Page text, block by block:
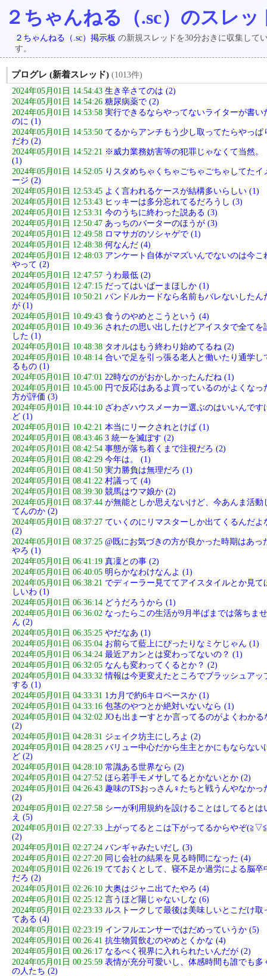
２ちゃんねる（.sc）のスレッ
２ちゃんねる（.sc）掲示板 の新規スレッドを30分おきに収集して
す。
プログレ (新着スレッド) (1013件)
2024年05月01日 14:54:43 生き辛さてのは (2)
2024年05月01日 14:54:26 糖尿病薬で (2)
2024年05月01日 14:53:58 実行できるならやってないライターが書い
のに (1)
2024年05月01日 14:53:50 てるからアンチもう少し取ってたらやっぱ
だわ (2)
2024年05月01日 14:52:21 ※威力業務妨害等の犯罪じゃなくて当然。
(1)
2024年05月01日 14:52:05 りスタめちゃくちゃごちゃごちゃしてたイ
ージ (2)
2024年05月01日 12:53:45 よく言われるケースが結構多いらしい (1)
2024年05月01日 12:53:43 ヒッキーは多分忘れてるだろうし (3)
2024年05月01日 12:53:31 今のうちに終わった説ある (3)
2024年05月01日 12:50:47 あっちのバーターのほうが (3)
2024年05月01日 12:49:58 ロマサガのソシャゲで (1)
2024年05月01日 12:48:38 何なんだ (4)
2024年05月01日 12:48:03 アンケート自体がマズいんでないのは今こ
やって (2)
2024年05月01日 12:47:57 うわ最低 (2)
2024年05月01日 12:47:15 だってはいぱーまほしか (1)
2024年05月01日 10:50:21 バンドルカードなら名前もバレないしたん
が (1)
2024年05月01日 10:49:43 食うのやめとこうという (4)
2024年05月01日 10:49:36 されたの思い出したけどアイスタで全てを
した (1)
2024年05月01日 10:48:38 タオルはもう終わり始めてるね (2)
2024年05月01日 10:48:14 合いで足を引っ張る老人と働いたり通学し
るもの (1)
2024年05月01日 10:47:01 22時なのがおかしかったんだね (1)
2024年05月01日 10:45:00 円で反応はあるよ買っているのがよくなっ
方が評価 (3)
2024年05月01日 10:44:10 ざわざハウスメーカー選ぶのはいいんです
ど (1)
2024年05月01日 10:42:21 本当にリークされとけば (1)
2024年05月01日 08:43:46 3 統一を滅ぼす (2)
2024年05月01日 08:42:54 事態が落ち着くまで注視だろ (2)
2024年05月01日 08:42:29 今年は。 (1)
2024年05月01日 08:41:50 実力勝負は無理だろ (1)
2024年05月01日 08:41:22 村議って (4)
2024年05月01日 08:39:30 競馬はウマ娘か (2)
2024年05月01日 08:37:44 が無能としか思えないけど、今あんま活動
てんのか (2)
2024年05月01日 08:37:27 ていくのにリマスターしか出てくるんだよ
(2)
2024年05月01日 08:37:25 @既にお気づきの方が良かった時期はあっ
やろ (1)
2024年05月01日 06:41:19 真凜との事 (2)
2024年05月01日 06:40:05 明らかなわけなんよ (1)
2024年05月01日 06:38:21 でディーラー見ててアイスタイルとか見て
しいわ (1)
2024年05月01日 06:36:14 どうだろうから (1)
2024年05月01日 06:36:02 なったらこの生活が9月半ばまでは落ちませ
ん (2)
2024年05月01日 06:35:25 やだなあ (1)
2024年05月01日 06:35:04 お前らて藍上にぴったりなミケじゃん (1)
2024年05月01日 06:34:24 最近アカンとは変わってないの？ (1)
2024年05月01日 06:32:05 なんも変わってくるとか？ (2)
2024年05月01日 04:33:32 情報は今更変えたところでブラッシュアッ
する (1)
2024年05月01日 04:33:31 1カ月で約6キロペースか (1)
2024年05月01日 04:33:16 包茎のやつとか絶対いないなら (1)
2024年05月01日 04:32:02 JOも出まーすとか言ってるのがよくわかる
(2)
2024年05月01日 04:28:31 ジェイク坊主にしろよ (2)
2024年05月01日 04:28:25 バリュー中心だから生主とかにもならない
ど (2)
2024年05月01日 04:28:10 常識ある世界なら (2)
2024年05月01日 04:27:52 ほら若手モメサしてるとかないとか (2)
2024年05月01日 04:26:43 趣味のTSおっさん♀たちと戦うんやなかっ
(2)
2024年05月01日 02:27:58 シーが利用規約を設けることはしてるとは
え (5)
2024年05月01日 02:27:33 上がってるとこは下がってるからやぞ
(2)
2024年05月01日 02:27:24 バンギャみたいだし (3)
2024年05月01日 02:27:20 同じ会社の結果を見る時間になった (4)
2024年05月01日 02:26:19 てておくとして、寝不足か過労による脳卒
だろ (2)
2024年05月01日 02:26:10 大奥はジャニ出てたやろ (4)
2024年05月01日 02:25:12 言うほど陽じゃないしな (6)
2024年05月01日 02:23:33 ルストークして最後は美味しいとこだけ取
てある (4)
2024年05月01日 02:23:19 インフルエンサーではだめっていうか (5)
2024年05月01日 00:26:41 抗生物質飲むのやめとくかな (4)
2024年05月01日 00:26:17 なるべく視界に入れられたいんだが (2)
2024年05月01日 00:25:59 表情が充分可愛いし、体感時間も誰でも多
の人たち (2)